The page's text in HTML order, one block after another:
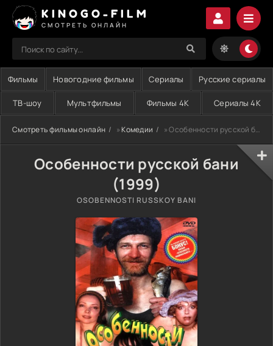
KINOGO-FILM
СМОТРЕТЬ ОНЛАЙН
Фильмы Новогодние фильмы Сериалы Русские сериалы
ТВ-шоу Мультфильмы Фильмы 4K Сериалы 4K
Смотреть фильмы онлайн »Комедии » Особенности русской бани (1999)
Особенности русской бани
(1999)
OSOBENNOSTI RUSSKOY BANI